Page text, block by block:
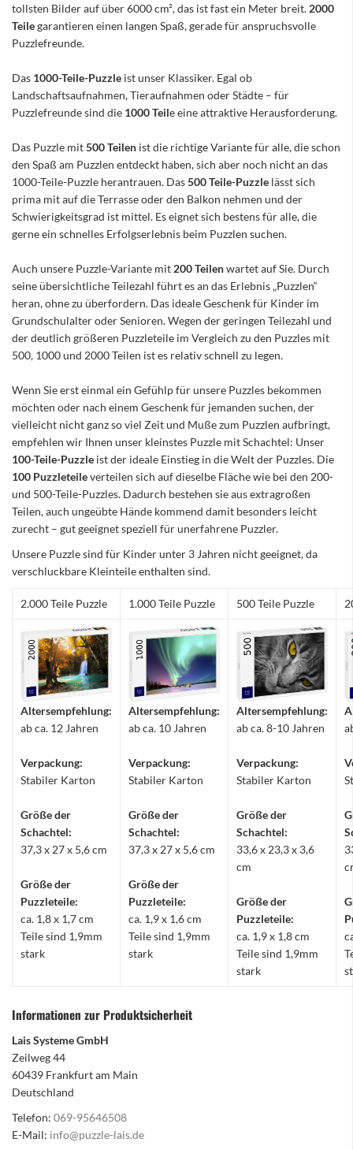
tollsten Bilder auf über 6000 cm², das ist fast ein Meter breit. 2000
Teilegarantieren einen langen Spaß, gerade für anspruchsvolle
Puzzlefreunde.
Das 1000-Teile-Puzzle ist unser Klassiker. Egal ob
Landschaftsaufnahmen, Tieraufnahmen oder Städte – für
Puzzlefreunde sind die 1000 Teile eine attraktive Herausforderung.
Das Puzzle mit500 Teilen ist die richtige Variante für alle, die schon
den Spaß am Puzzlen entdeckt haben, sich aber noch nicht an das
1000-Teile-Puzzle herantrauen. Das500 Teile-Puzzle lässt sich
prima mit auf die Terrasse oder den Balkon nehmen und der
Schwierigkeitsgrad ist mittel. Es eignet sich bestens für alle, die
gerne ein schnelles Erfolgserlebnis beim Puzzlen suchen.
Auch unsere Puzzle-Variante mit 200 Teilenwartet auf Sie. Durch
seine übersichtliche Teilezahl führt es an das Erlebnis „Puzzlen“
heran, ohne zu überfordern. Das ideale Geschenk für Kinder im
Grundschulalter oder Senioren. Wegen der geringen Teilezahl und
der deutlich größeren Puzzleteile im Vergleich zu den Puzzles mit
500, 1000 und 2000 Teilen ist es relativ schnell zu legen.
Wenn Sie erst einmal ein Gefühlp für unsere Puzzles bekommen
möchten oder nach einem Geschenk für jemanden suchen, der
vielleicht nicht ganz so viel Zeit und Muße zum Puzzlen aufbringt,
empfehlen wir Ihnen unser kleinstes Puzzle mit Schachtel: Unser
100-Teile-Puzzle ist der ideale Einstieg in die Welt der Puzzles. Die
100 Puzzleteileverteilen sich auf dieselbe Fläche wie bei den 200-
und 500-Teile-Puzzles. Dadurch bestehen sie aus extragroßen
Teilen, auch ungeübte Hände kommend damit besonders leicht
zurecht – gut geeignet speziell für unerfahrene Puzzler.
Unsere Puzzle sind für Kinder unter 3 Jahren nicht geeignet, da
verschluckbare Kleinteile enthalten sind.
2.000 Teile Puzzle 1.000 Teile Puzzle 500 Teile Puzzle
Altersempfehlung:
ab ca. 12 Jahren
Verpackung:
Stabiler Karton
Größe der
Schachtel:
37,3 x 27 x 5,6 cm
Größe der
Puzzleteile:
ca. 1,8 x 1,7 cm
Teile sind 1,9mm
stark
Altersempfehlung:
ab ca. 10 Jahren
Verpackung:
Stabiler Karton
Größe der
Schachtel:
37,3 x 27 x 5,6 cm
Größe der
Puzzleteile:
ca. 1,9 x 1,6 cm
Teile sind 1,9mm
stark
Altersempfehlung:
ab ca. 8-10 Jahren
Verpackung:
Stabiler Karton
Größe der
Schachtel:
33,6 x 23,3 x 3,6
cm
Größe der
Puzzleteile:
ca. 1,9 x 1,8 cm
Teile sind 1,9mm
stark
Informationen zur Produktsicherheit
Lais Systeme GmbH
Zeilweg 44
60439 Frankfurt am Main
Deutschland
Telefon: 069-95646508
E-Mail: info@puzzle-lais.de